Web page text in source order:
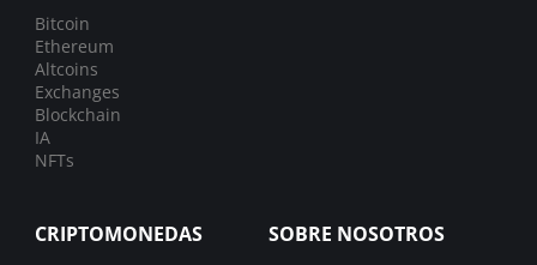
Bitcoin
Ethereum
Altcoins
Exchanges
Blockchain
IA
NFTs
CRIPTOMONEDAS SOBRE NOSOTROS